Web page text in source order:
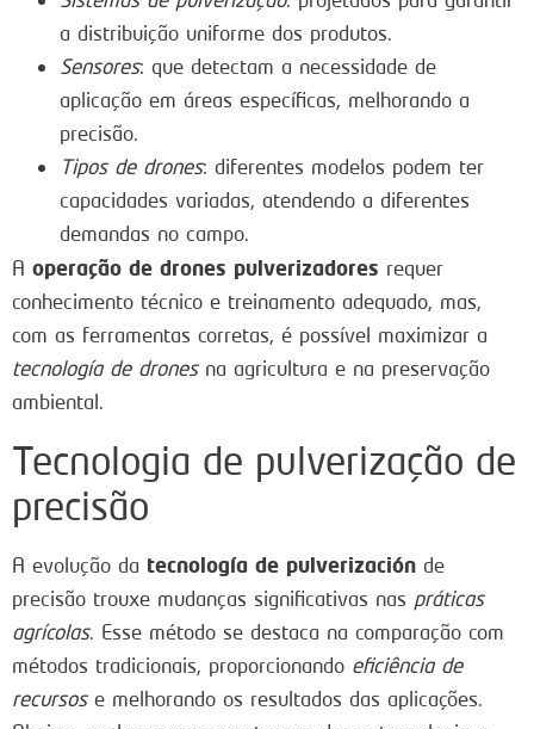
a distribuição uniforme dos produtos.
Sensores: que detectam a necessidade de
aplicação em áreas específicas, melhorando a
precisão.
Tipos de drones: diferentes modelos podem ter
capacidades variadas, atendendo a diferentes
demandas no campo.
A operação de drones pulverizadores requer
conhecimento técnico e treinamento adequado, mas,
com as ferramentas corretas, é possível maximizar a
tecnología de dronesna agricultura e na preservação
ambiental.
Tecnologia de pulverização de
precisão
A evolução da tecnología de pulverización de
precisão trouxe mudanças significativas nas práticas
agrícolas. Esse método se destaca na comparação com
métodos tradicionais, proporcionando eficiência de
recursose melhorando os resultados das aplicações.